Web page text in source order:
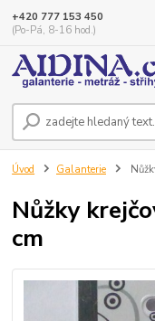
+420 777 153 450
(Po-Pá, 8-16 hod.)
Úvod Galanterie
Nůžky
cm